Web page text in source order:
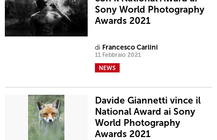
Sony World Photography
Awards 2021
di Francesco Carlini
11 Febbraio 2021
NEWS
Davide Giannetti vince il
National Award ai Sony
World Photography
Awards 2021